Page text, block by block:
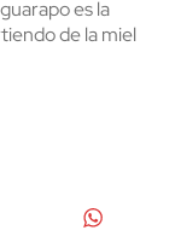
es la
de la miel